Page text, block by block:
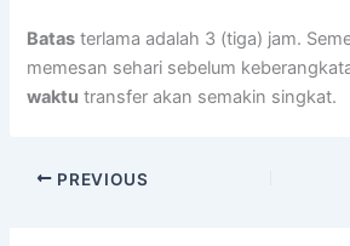
Batas terlama adalah 3 (tiga) jam.
memesan sehari sebelum
waktu transfer akan semakin singkat.
PREVIOUS